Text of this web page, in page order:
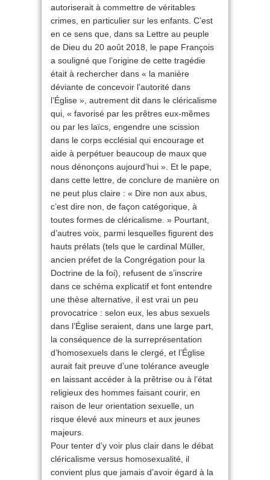
autoriserait à commettre de véritables
crimes, en particulier sur les enfants. C’est
en ce sens que, dans sa Lettre au peuple
de Dieu du 20 août 2018, le pape François
a souligné que l’origine de cette tragédie
était à rechercher dans « la manière
déviante de concevoir l’autorité dans
l’Église », autrement dit dans le cléricalisme
qui, « favorisé par les prêtres eux-mêmes
ou par les laïcs, engendre une scission
dans le corps ecclésial qui encourage et
aide à perpétuer beaucoup de maux que
nous dénonçons aujourd’hui ». Et le pape,
dans cette lettre, de conclure de manière on
ne peut plus claire : « Dire non aux abus,
c’est dire non, de façon catégorique, à
toutes formes de cléricalisme. » Pourtant,
d’autres voix, parmi lesquelles figurent des
hauts prélats (tels que le cardinal Müller,
ancien préfet de la Congrégation pour la
Doctrine de la foi), refusent de s’inscrire
dans ce schéma explicatif et font entendre
une thèse alternative, il est vrai un peu
provocatrice : selon eux, les abus sexuels
dans l’Église seraient, dans une large part,
la conséquence de la surreprésentation
d’homosexuels dans le clergé, et l’Église
aurait fait preuve d’une tolérance aveugle
en laissant accéder à la prêtrise ou à l’état
religieux des hommes faisant courir, en
raison de leur orientation sexuelle, un
risque élevé aux mineurs et aux jeunes
majeurs.
Pour tenter d’y voir plus clair dans le débat
cléricalisme versus homosexualité, il
convient plus que jamais d’avoir égard à la